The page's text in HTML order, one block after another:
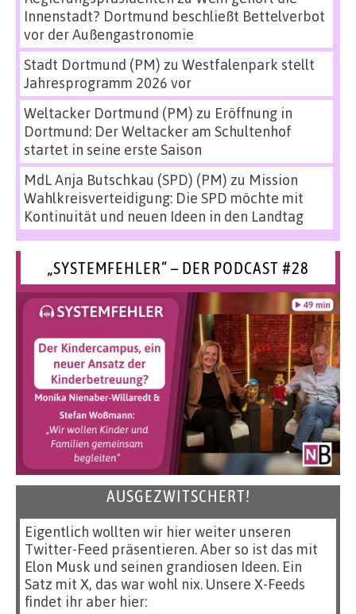
Innenstadt? Dortmund beschließt Bettelverbot
vor der Außengastronomie
Stadt Dortmund (PM) zu Westfalenpark stellt
Jahresprogramm 2026 vor
Weltacker Dortmund (PM) zu Eröffnung in
Dortmund: Der Weltacker am Schultenhof
startet in seine erste Saison
MdL Anja Butschkau (SPD) (PM) zu Mission
Wahlkreisverteidigung: Die SPD möchte mit
Kontinuität und neuen Ideen in den Landtag
„SYSTEMFEHLER“ – DER PODCAST #28
AUSGEZWITSCHERT!
Eigentlich wollten wir hier weiter unseren
Twitter-Feed präsentieren. Aber so ist das mit
Elon Musk und seinen grandiosen Ideen. Ein
Satz mit X, das war wohl nix. Unsere X-Feeds
findet ihr aber hier: